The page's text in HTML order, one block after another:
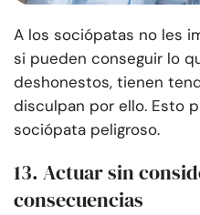
A los sociópatas no les
si pueden conseguir lo
deshonestos, tienen
disculpan por ello. Esto
sociópata peligroso.
13. Actuar sin
consecuencias